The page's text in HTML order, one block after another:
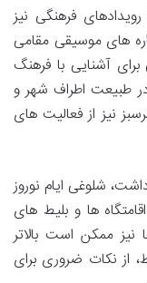
فرهنگی نیز
های موسیقی مقامی
آشنایی با فرهنگ
طبیعت اطراف شهر و
نیز از فعالیت های
شلوغی ایام نوروز
ها و بلیط های
ممکن است بالاتر
از نکات ضروری برای